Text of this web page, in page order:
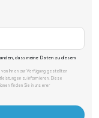
dass meine Daten zu diesem
Ihnen zur Verfügung gestellten
zu informieren. Diese
finden Sie in unserer